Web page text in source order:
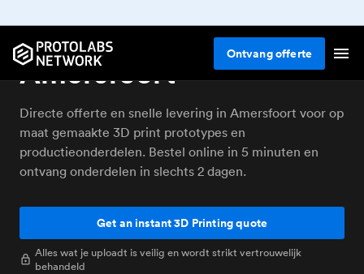
Ontvangofferte
Online 3D printen
Amersfoort
Directe offerte en snelle levering in Amersfoort voor op
maat gemaakte 3D print prototypes en
productieonderdelen. Bestel online in 5 minuten en
ontvang onderdelen in slechts 2 dagen.
Get an instant 3D Printing quote
Alles wat je uploadt is veilig en wordt strikt vertrouwelijk
behandeld